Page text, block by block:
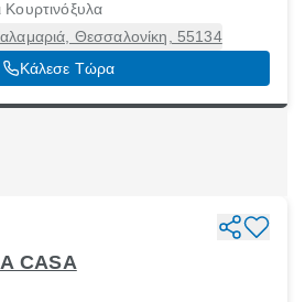
Κουρτινόξυλα
Θεσσαλονίκη, 55134
Κάλεσε Τώρα
CASA